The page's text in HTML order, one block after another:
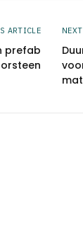
ARTICLE
prefab